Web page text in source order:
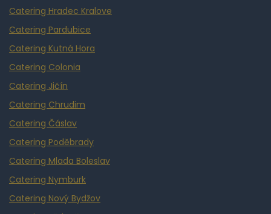
Catering Hradec Kralove
Catering Pardubice
Catering Kutná Hora
Catering Colonia
Catering Jičín
Catering Chrudim
Catering Čáslav
Catering Poděbrady
Catering Mlada Boleslav
Catering Nymburk
Catering Nový Bydžov